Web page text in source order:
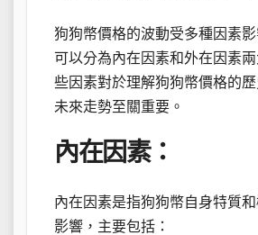
狗狗幣價格的波動受多種因素
可以分為內在因素和外在因素
些因素對於理解狗狗幣價格的歷
未來走勢至關重要。
內在因素：
內在因素是指狗狗幣自身特質
影響，主要包括：